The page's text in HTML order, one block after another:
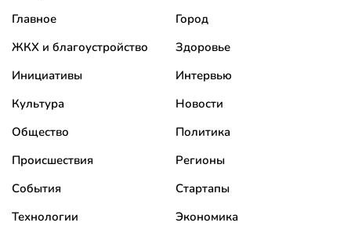
Главное
Город
ЖКХ и благоустройство
Здоровье
Инициативы
Интервью
Культура
Новости
Общество
Политика
Происшествия
Регионы
События
Стартапы
Технологии
Экономика